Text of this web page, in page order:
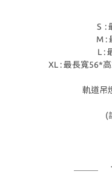
S :
M :
L :
XL : 最長寬56*
軌道吊
(